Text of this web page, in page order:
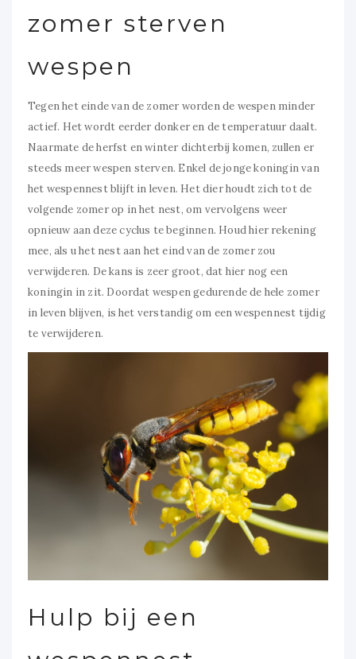
zomer sterven
wespen
Tegen het einde van de zomer worden de wespen minder
actief. Het wordt eerder donker en de temperatuur daalt.
Naarmate de herfst en winter dichterbij komen, zullen er
steeds meer wespen sterven. Enkel de jonge koningin van
het wespennest blijft in leven. Het dier houdt zich tot de
volgende zomer op in het nest, om vervolgens weer
opnieuw aan deze cyclus te beginnen. Houd hier rekening
mee, als u het nest aan het eind van de zomer zou
verwijderen. De kans is zeer groot, dat hier nog een
koningin in zit. Doordat wespen gedurende de hele zomer
in leven blijven, is het verstandig om een wespennest tijdig
te verwijderen.
Hulp bij een